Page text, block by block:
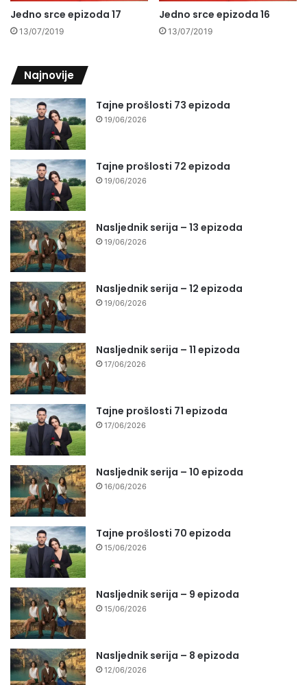
Jedno srce epizoda 17
13/07/2019
Jedno srce epizoda 16
13/07/2019
Najnovije
Tajne prošlosti 73 epizoda
19/06/2026
Tajne prošlosti 72 epizoda
19/06/2026
Nasljednik serija – 13 epizoda
19/06/2026
Nasljednik serija – 12 epizoda
19/06/2026
Nasljednik serija – 11 epizoda
17/06/2026
Tajne prošlosti 71 epizoda
17/06/2026
Nasljednik serija – 10 epizoda
16/06/2026
Tajne prošlosti 70 epizoda
15/06/2026
Nasljednik serija – 9 epizoda
15/06/2026
Nasljednik serija – 8 epizoda
12/06/2026